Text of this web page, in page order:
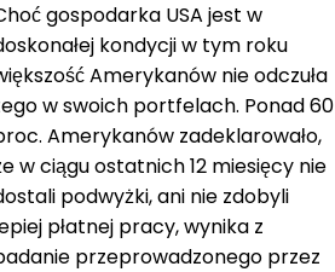
gospodarka USA jest w
kondycji w tym roku
Amerykanów nie odczuła
w swoich portfelach. Ponad 60
Amerykanów zadeklarowało,
w ciągu ostatnich 12 miesięcy nie
podwyżki, ani nie zdobyli
płatnej pracy, wynika z
przeprowadzonego przez